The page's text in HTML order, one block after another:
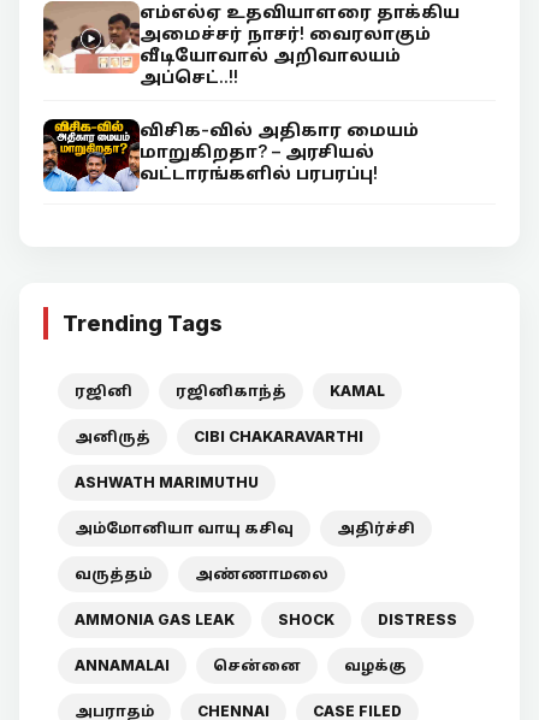
எம்எல்ஏ உதவியாளரை தாக்கிய
அமைச்சர் நாசர்! வைரலாகும்
வீடியோவால் அறிவாலயம்
அப்செட்..!!
விசிக-வில் அதிகார மையம்
மாறுகிறதா? – அரசியல்
வட்டாரங்களில் பரபரப்பு!
Trending Tags
ரஜினி ரஜினிகாந்த் KAMAL
அனிருத் CIBI CHAKARAVARTHI
ASHWATH MARIMUTHU
அம்மோனியா வாயு கசிவு அதிர்ச்சி
வருத்தம் அண்ணாமலை
AMMONIA GAS LEAK SHOCK DISTRESS
ANNAMALAI சென்னை வழக்கு
அபராதம் CHENNAI CASE FILED